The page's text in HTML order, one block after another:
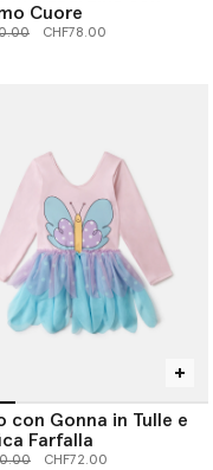
Cuore
ridotto da
a CHF78.00
con Gonna in Tulle e
Farfalla
ridotto da
a CHF72.00